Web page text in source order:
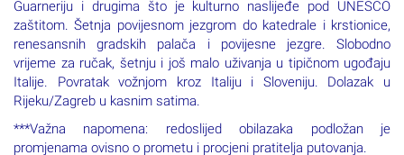
Guarneriju i drugima što je kulturno naslijeđe pod UNESCO
zaštitom. Šetnja povijesnom jezgrom do katedrale i krstionice,
renesansnih gradskih palača i povijesne jezgre. Slobodno
vrijeme za ručak, šetnju i još malo uživanja u tipičnom ugođaju
Italije. Povratak vožnjom kroz Italiju i Sloveniju. Dolazak u
***Važna napomena: redoslijed obilazaka podložan je